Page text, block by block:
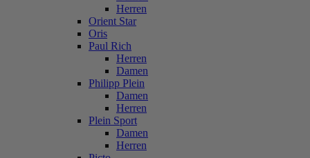
Herren
Orient Star
Oris
Paul Rich
Herren
Damen
Philipp Plein
Damen
Herren
Plein Sport
Damen
Herren